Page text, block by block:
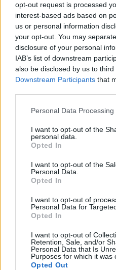
opt-out request is processed
interest-based ads based on
us or personal information
your opt-out. You may
disclosure of your personal
IAB’s list of downstream
also be disclosed by us to
Downstream Participants that
Please note that this website/
not limited to your visit or
grant or deny consent to
use your data for below
consent section.
Personal Data
I want to opt-out of the
personal data.
Opted In
I want to opt-out of the
Personal Data.
Opted In
I want to opt-out of
Personal Data for
Opted In
I want to opt-out of
Retention, Sale, and/or
Personal Data that Is
Purposes for which it was
Opted Out
A vonakodó
2018. szeptember 01.
Miután egy korábbi
meg annak módját
fellelhető tanítások és
környezetet teremtenek a
eseteinek, felmerülhet a
problémát amúgy…